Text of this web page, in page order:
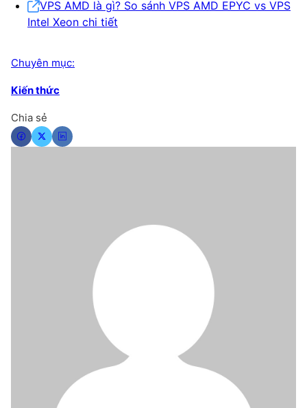
VPS AMD là gì? So sánh VPS AMD EPYC vs VPS
Intel Xeon chi tiết
Chuyên mục:
Kiến thức
Chia sẻ